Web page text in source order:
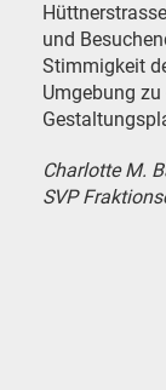
und
Stimmigkeit
Umgebung
Charlotte M.
SVP